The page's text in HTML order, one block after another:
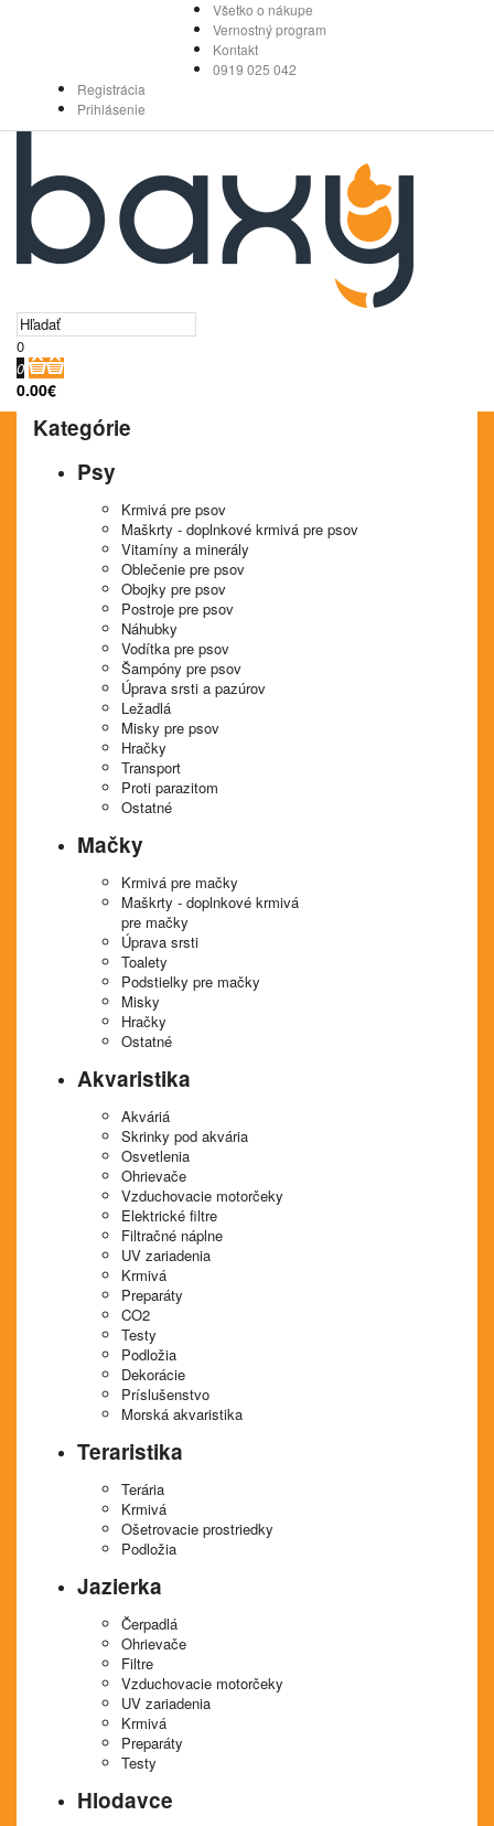
Všetko o nákupe
Vernostný program
Kontakt
0919 025 042
Registrácia
Prihlásenie
0
0
0.00€
Kategórie
Psy
Krmivá pre psov
Maškrty - doplnkové krmivá pre psov
Vitamíny a minerály
Oblečenie pre psov
Obojky pre psov
Postroje pre psov
Náhubky
Vodítka pre psov
Šampóny pre psov
Úprava srsti a pazúrov
Ležadlá
Misky pre psov
Hračky
Transport
Proti parazitom
Ostatné
Mačky
Krmivá pre mačky
Maškrty - doplnkové krmivá
pre mačky
Úprava srsti
Toalety
Podstielky pre mačky
Misky
Hračky
Ostatné
Akvaristika
Akváriá
Skrinky pod akvária
Osvetlenia
Ohrievače
Vzduchovacie motorčeky
Elektrické filtre
Filtračné náplne
UV zariadenia
Krmivá
Preparáty
CO2
Testy
Podložia
Dekorácie
Príslušenstvo
Morská akvaristika
Teraristika
Terária
Krmivá
Ošetrovacie prostriedky
Podložia
Jazierka
Čerpadlá
Ohrievače
Filtre
Vzduchovacie motorčeky
UV zariadenia
Krmivá
Preparáty
Testy
Hlodavce